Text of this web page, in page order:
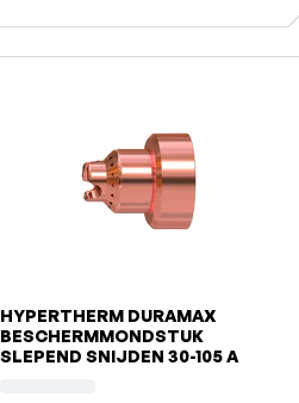
HYPERTHERM DURAMAX
BESCHERMMONDSTUK
SLEPEND SNIJDEN 30-105 A